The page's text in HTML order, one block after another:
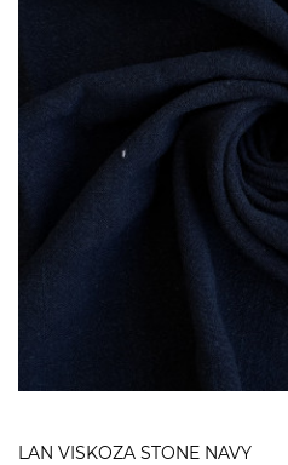
LAN VISKOZA STONE NAVY